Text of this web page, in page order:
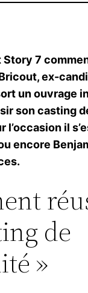
Story 7
ex-
un ouvrage
son casting
l’occasion il
encore
de
»